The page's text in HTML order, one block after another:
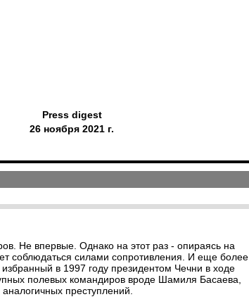
Press digest
26 ноября 2021 г.
Не впервые. Однако на этот раз - опираясь на
соблюдаться силами сопротивления. И еще более
в 1997 году президентом Чечни в ходе
полевых командиров вроде Шамиля Басаева,
преступлений.